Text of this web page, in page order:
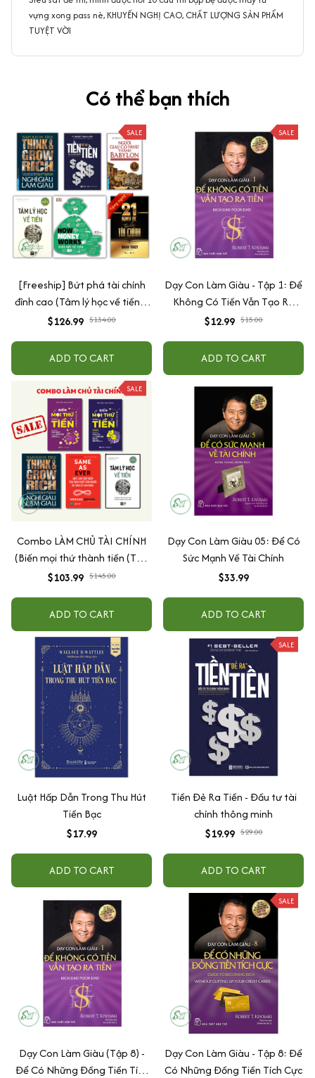
vựng xong pass nè, KHUYẾN NGHỊ CAO, CHẤT LƯỢNG SẢN PHẨM
TUYỆT VỜI
Có thể bạn thích
SALE
[Freeship] Bứt phá tài chính
đỉnh cao (Tâm lý học về tiền +
Hiểu hết về tiền + Tiền đẻ ra
Giàu Và Làm Giàu + Người
Tặng 21 nguyên tắc tự do tài
chính
$126.99 $134.00
ADD TO CART
SALE
Dạy Con Làm Giàu - Tập 1: Để
Không Có Tiền Vẫn Tạo Ra
Tiền
$12.99 $15.00
ADD TO CART
SALE
Combo LÀM CHỦ TÀI CHÍNH
(Biến mọi thứ thành tiền (Tập
1+ Tập 2) + Nghĩ giàu làm giàu
tiền)
$103.99 $145.00
ADD TO CART
Dạy Con Làm Giàu 05: Để Có
Sức Mạnh Về Tài Chính
$33.99
ADD TO CART
Luật Hấp Dẫn Trong Thu Hút
Tiền Bạc
$17.99
ADD TO CART
SALE
Tiền Đẻ Ra Tiền - Đầu tư tài
chính thông minh
$19.99 $29.00
ADD TO CART
Dạy Con Làm Giàu (Tập 8) -
Để Có Những Đồng Tiền Tích
SALE
Dạy Con Làm Giàu - Tập 8: Để
Có Những Đồng Tiền Tích Cực